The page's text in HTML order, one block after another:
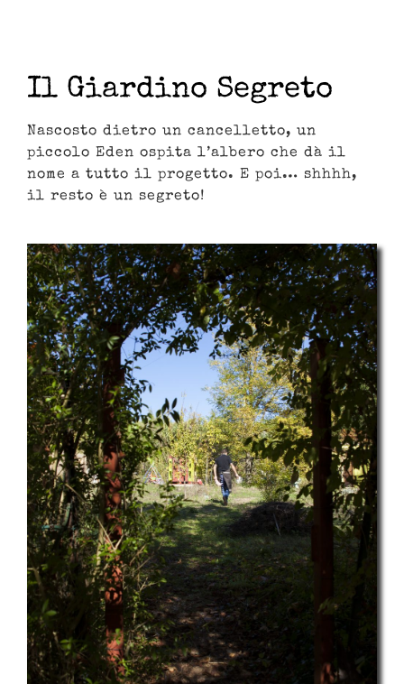
Il Giardino Segreto
Nascosto dietro un cancelletto, un
piccolo Eden ospita l’albero che dà il
nome a tutto il progetto. E poi… shhhh,
il resto è un segreto!